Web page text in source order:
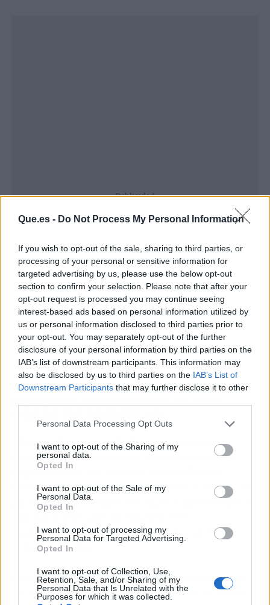
Que.es - Do Not Process My Personal Information
If you wish to opt-out of the sale, sharing to third parties, or
processing of your personal or sensitive information for
targeted advertising by us, please use the below opt-out
section to confirm your selection. Please note that after your
opt-out request is processed you may continue seeing
interest-based ads based on personal information utilized by
us or personal information disclosed to third parties prior to
your opt-out. You may separately opt-out of the further
disclosure of your personal information by third parties on the
IAB’s list of downstream participants. This information may
also be disclosed by us to third parties on the IAB’s List of
Downstream Participants that may further disclose it to other
Personal Data Processing Opt Outs
I want to opt-out of the Sharing of my
personal data.
Opted In
I want to opt-out of the Sale of my
Personal Data.
Opted In
I want to opt-out of processing my
Personal Data for Targeted Advertising.
Opted In
I want to opt-out of Collection, Use,
Retention, Sale, and/or Sharing of my
Personal Data that Is Unrelated with the
Purposes for which it was collected.
Publicidad
RECETAS INNOVADORAS CON
Más allá de su versatilidad en la cocina, las
coles de Bruselas ofrecen la oportunidad de
experimentar con
deliciosasque pueden sorprender incluso a los
paladares más exigentes. Aquí te presentamos
algunas ideas para incorporar este
superalimento de manera creativa en tus
comidas diarias.
Una de las formas más populares de disfrutar
las coles de Bruselas es asándolas en el horno.